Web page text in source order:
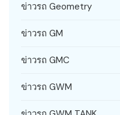
ข่าวรถ Geometry
ข่าวรถ GM
ข่าวรถ GMC
ข่าวรถ GWM